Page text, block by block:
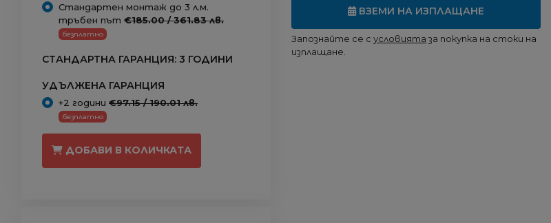
Стандартен монтаж до 3 л.м.
тръбен път €185.00 / 361.83 лв.
безплатно
СТАНДАРТНА ГАРАНЦИЯ: 3 ГОДИНИ
УДЪЛЖЕНА ГАРАНЦИЯ
+2 години €97.15 / 190.01 лв.
безплатно
ДОБАВИ В КОЛИЧКАТА
ВЗЕМИ НА ИЗПЛАЩАНЕ
Запознайте се с условията за покупка на стоки на
изплащане.